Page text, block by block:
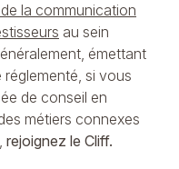
la communication
au sein
émettant
réglementé, si vous
de conseil en
métiers connexes
rejoignez le Cliff.